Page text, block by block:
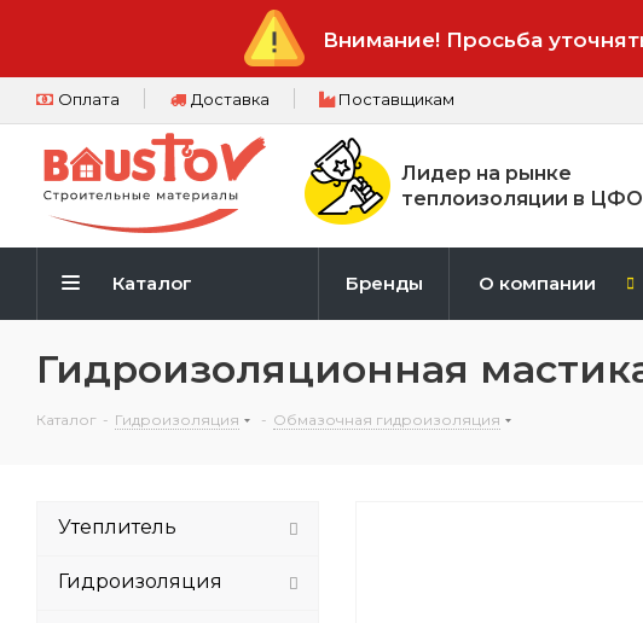
Внимание! Просьба
Оплата Доставка Поставщикам
Лидер на рынке
теплоизоляции в
Каталог Бренды О компании
Гидроизоляционная
Каталог - Гидроизоляция - Обмазочная гидроизоляция
Утеплитель
Гидроизоляция